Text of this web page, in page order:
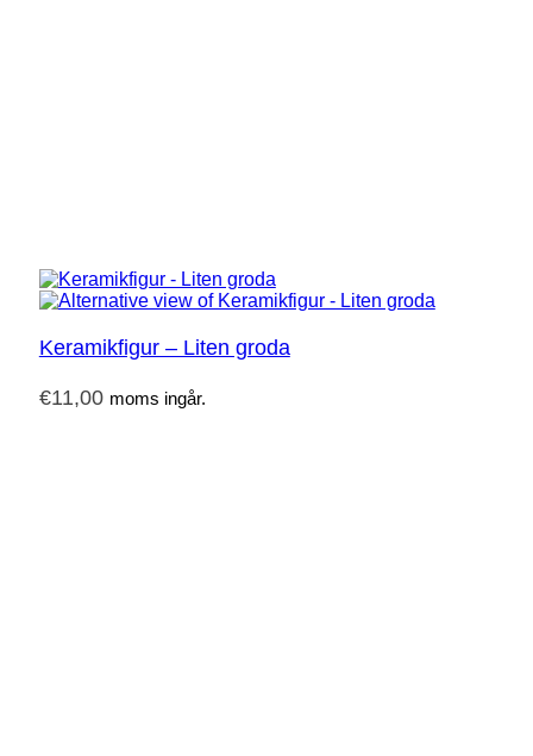
Keramikfigur – Liten groda
€11,00 moms ingår.